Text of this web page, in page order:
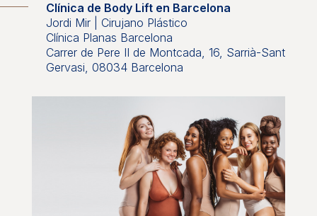
Clínica de Body Lift en Barcelona
Jordi Mir | Cirujano Plástico
Clínica Planas Barcelona
Carrer de Pere II de Montcada, 16, Sarrià-Sant
Gervasi, 08034 Barcelona